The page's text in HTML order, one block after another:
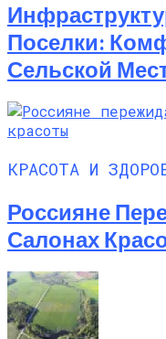
Поселки:
Сельской
КРАСОТА И
Россияне
Салонах